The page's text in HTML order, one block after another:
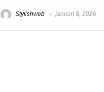
Stylishweb januari 8, 2026